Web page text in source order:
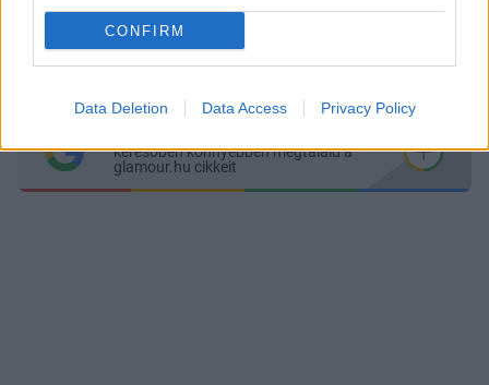
CONFIRM
Data Deletion Data Access Privacy Policy
Megosztás
keresőben könnyebben megtaláld a
glamour.hu cikkeit